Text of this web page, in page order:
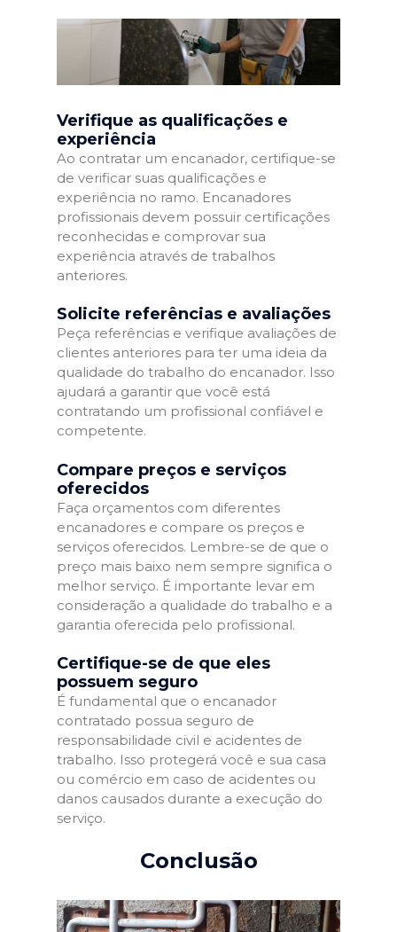
Verifique as qualificações e
experiência
Ao contratar um encanador, certifique-se
de verificar suas qualificações e
experiência no ramo. Encanadores
profissionais devem possuir certificações
reconhecidas e comprovar sua
experiência através de trabalhos
anteriores.
Solicite referências e avaliações
Peça referências e verifique avaliações de
clientes anteriores para ter uma ideia da
qualidade do trabalho do encanador. Isso
ajudará a garantir que você está
contratando um profissional confiável e
competente.
Compare preços e serviços
oferecidos
Faça orçamentos com diferentes
encanadores e compare os preços e
serviços oferecidos. Lembre-se de que o
preço mais baixo nem sempre significa o
melhor serviço. É importante levar em
consideração a qualidade do trabalho e a
garantia oferecida pelo profissional.
Certifique-se de que eles
possuem seguro
É fundamental que o encanador
contratado possua seguro de
responsabilidade civil e acidentes de
trabalho. Isso protegerá você e sua casa
ou comércio em caso de acidentes ou
danos causados durante a execução do
serviço.
Conclusão